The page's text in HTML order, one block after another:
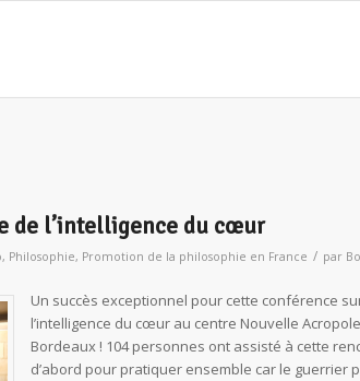
de l’intelligence du cœur
, Philosophie, Promotion de la philosophie en France / par
Un succès exceptionnel pour cette conférence
l’intelligence du cœur au centre Nouvelle
Bordeaux ! 104 personnes ont assisté à cette
d’abord pour pratiquer ensemble car le guerrier